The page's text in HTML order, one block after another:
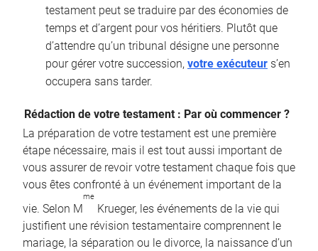
testament peut se traduire par des économies de
temps et d’argent pour vos héritiers. Plutôt que
d’attendre qu’un tribunal désigne une personne
pour gérer votre succession, votre exécuteur s’en
occupera sans tarder.
Rédaction de votre testament : Par où commencer ?
La préparation de votre testament est une première
étape nécessaire, mais il est tout aussi important de
vous assurer de revoir votre testament chaque fois que
vous êtes confronté à un événement important de la
vie. Selon M
me
Krueger, les événements de la vie qui
justifient une révision testamentaire comprennent le
mariage, la séparation ou le divorce, la naissance d’un